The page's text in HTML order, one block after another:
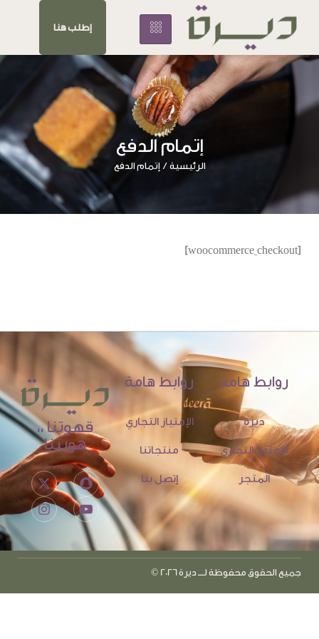
إطلب هنا
إتمام الدفع
الرئيسية / إتمام الدفع
[woocommerce_checkout]
قهوتنا ،،
هويتنا
روابط هامة
ديرة
الإمتياز التجاري
المتجر
روابط هامة
الإمتياز التجاري
منتجاتنا
إتصل بنا
جميع الحقوق محفوظة لـــ ديرة 2026 ©